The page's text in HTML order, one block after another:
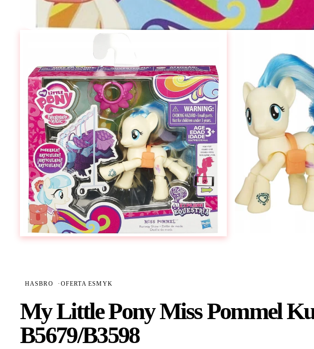
HASBRO · OFERTA ESMYK
My Little Pony Miss Pommel
B5679/B3598